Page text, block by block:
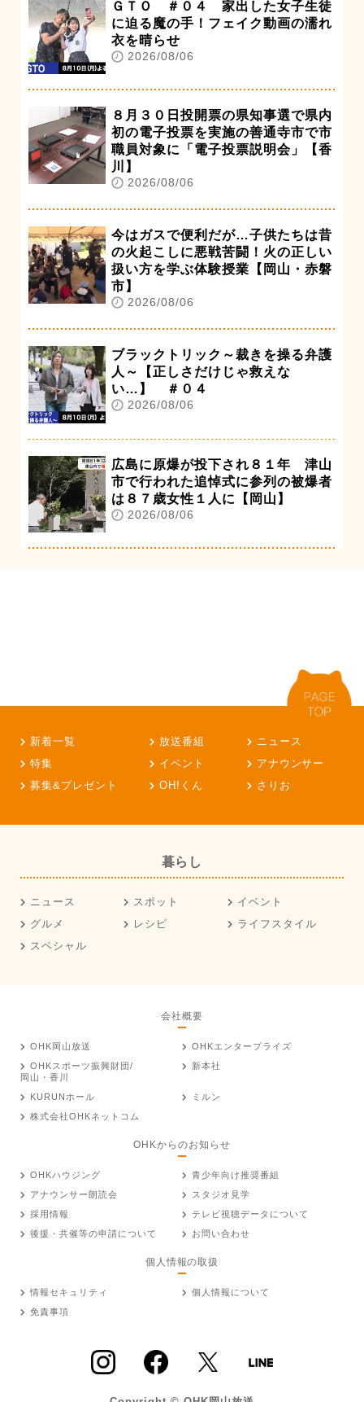
ＧＴＯ ＃０４ 家出した女子生徒
に迫る魔の手！フェイク動画の濡れ
衣を晴らせ
2026/08/06
８月３０日投開票の県知事選で県内
初の電子投票を実施の善通寺市で市
職員対象に「電子投票説明会」【香
川】
2026/08/06
今はガスで便利だが…子供たちは昔
の火起こしに悪戦苦闘！火の正しい
扱い方を学ぶ体験授業【岡山・赤磐
市】
2026/08/06
ブラックトリック～裁きを操る弁護
人～【正しさだけじゃ救えな
い…】 ＃０４
2026/08/06
広島に原爆が投下され８１年 津山
市で行われた追悼式に参列の被爆者
は８７歳女性１人に【岡山】
2026/08/06
新着一覧 放送番組
ニュース
特集
イベント
アナウンサー
募集&プレゼント
OH!くん さりお
暮らし
ニュース スポット
イベント
グルメ
レシピ
ライフスタイル
スペシャル
会社概要
OHK岡山放送
OHKエンタープライズ
OHKスポーツ振興財団/
岡山・香川
新本社
KURUNホール
ミルン
株式会社OHKネットコム
OHKからのお知らせ
OHKハウジング
青少年向け推奨番組
アナウンサー朗読会
スタジオ見学
採用情報
テレビ視聴データについて
後援・共催等の申請について
お問い合わせ
個人情報の取扱
情報セキュリティ
個人情報について
免責事項